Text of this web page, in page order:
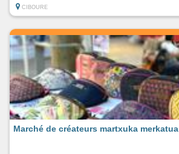
CIBOURE
Marché de créateurs martxuka merkatua